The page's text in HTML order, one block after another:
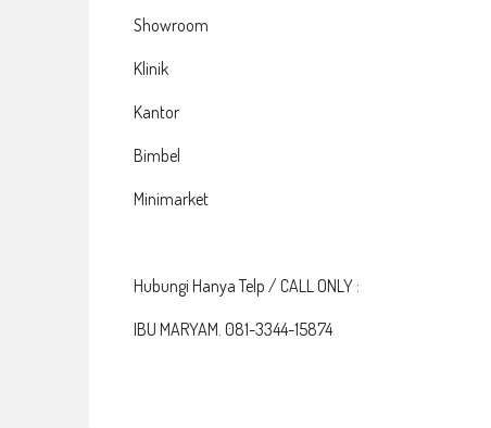
Showroom
Klinik
Kantor
Bimbel
Minimarket
Hubungi Hanya Telp / CALL ONLY :
IBU MARYAM. 081-3344-15874